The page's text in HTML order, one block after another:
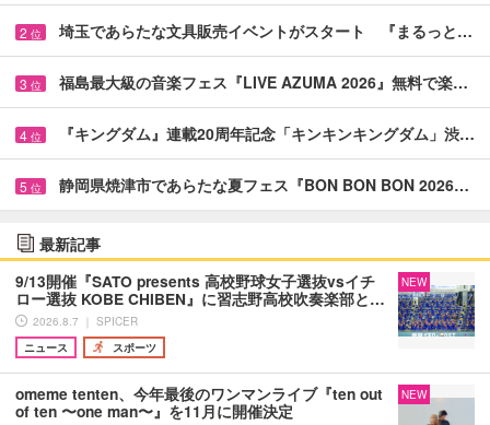
2 位 埼玉であらたな文具販売イベントがスタート 『まるっと…
3 位 福島最大級の音楽フェス『LIVE AZUMA 2026』無料で楽…
4 位 『キングダム』連載20周年記念「キンキンキングダム」渋…
5 位 静岡県焼津市であらたな夏フェス『BON BON BON 2026…
最新記事
9/13開催『SATO presents 高校野球女子選抜vsイチ
ロー選抜 KOBE CHIBEN』に習志野高校吹奏楽部と…
2026.8.7 ｜ SPICER
ニュース
スポーツ
NEW
omeme tenten、今年最後のワンマンライブ『ten out
of ten 〜one man〜』を11月に開催決定
NEW